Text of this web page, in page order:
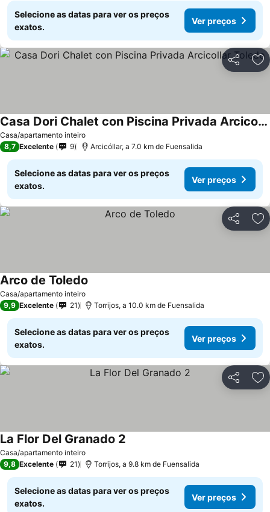
Selecione as datas para ver os preços
exatos.
Ver preços
Partilhar
Casa/apartamento inteiro
Casa Dori Chalet con Piscina Privada Arcicollar Toledo
8,7 Excelente 9 Arcicóllar, a 7.0 km de Fuensalida
Selecione as datas para ver os preços
exatos.
Ver preços
Partilhar
Casa/apartamento inteiro
Arco de Toledo
9,9 Excelente 21 Torrijos, a 10.0 km de Fuensalida
Selecione as datas para ver os preços
exatos.
Ver preços
Partilhar
Casa/apartamento inteiro
La Flor Del Granado 2
9,8 Excelente 21 Torrijos, a 9.8 km de Fuensalida
Selecione as datas para ver os preços
exatos.
Ver preços